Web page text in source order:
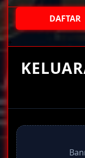
DAFTAR